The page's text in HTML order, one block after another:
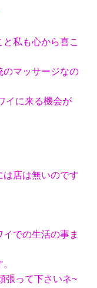
私も心から喜こ
のマッサージなの
イに来る機会が
店は無いのです
での生活の事ま
張って下さいネ~